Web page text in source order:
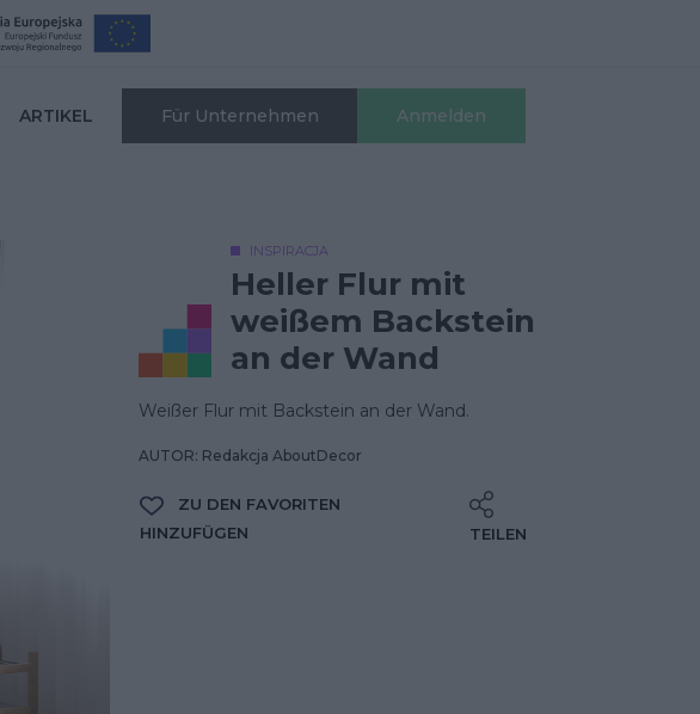
ARTIKEL Für Unternehmen Anmelden
INSPIRACJA
Heller Flur mit
weißem Backstein
an der Wand
Weißer Flur mit Backstein an der Wand.
AUTOR: Redakcja AboutDecor
HINZUFÜGEN
TEILEN